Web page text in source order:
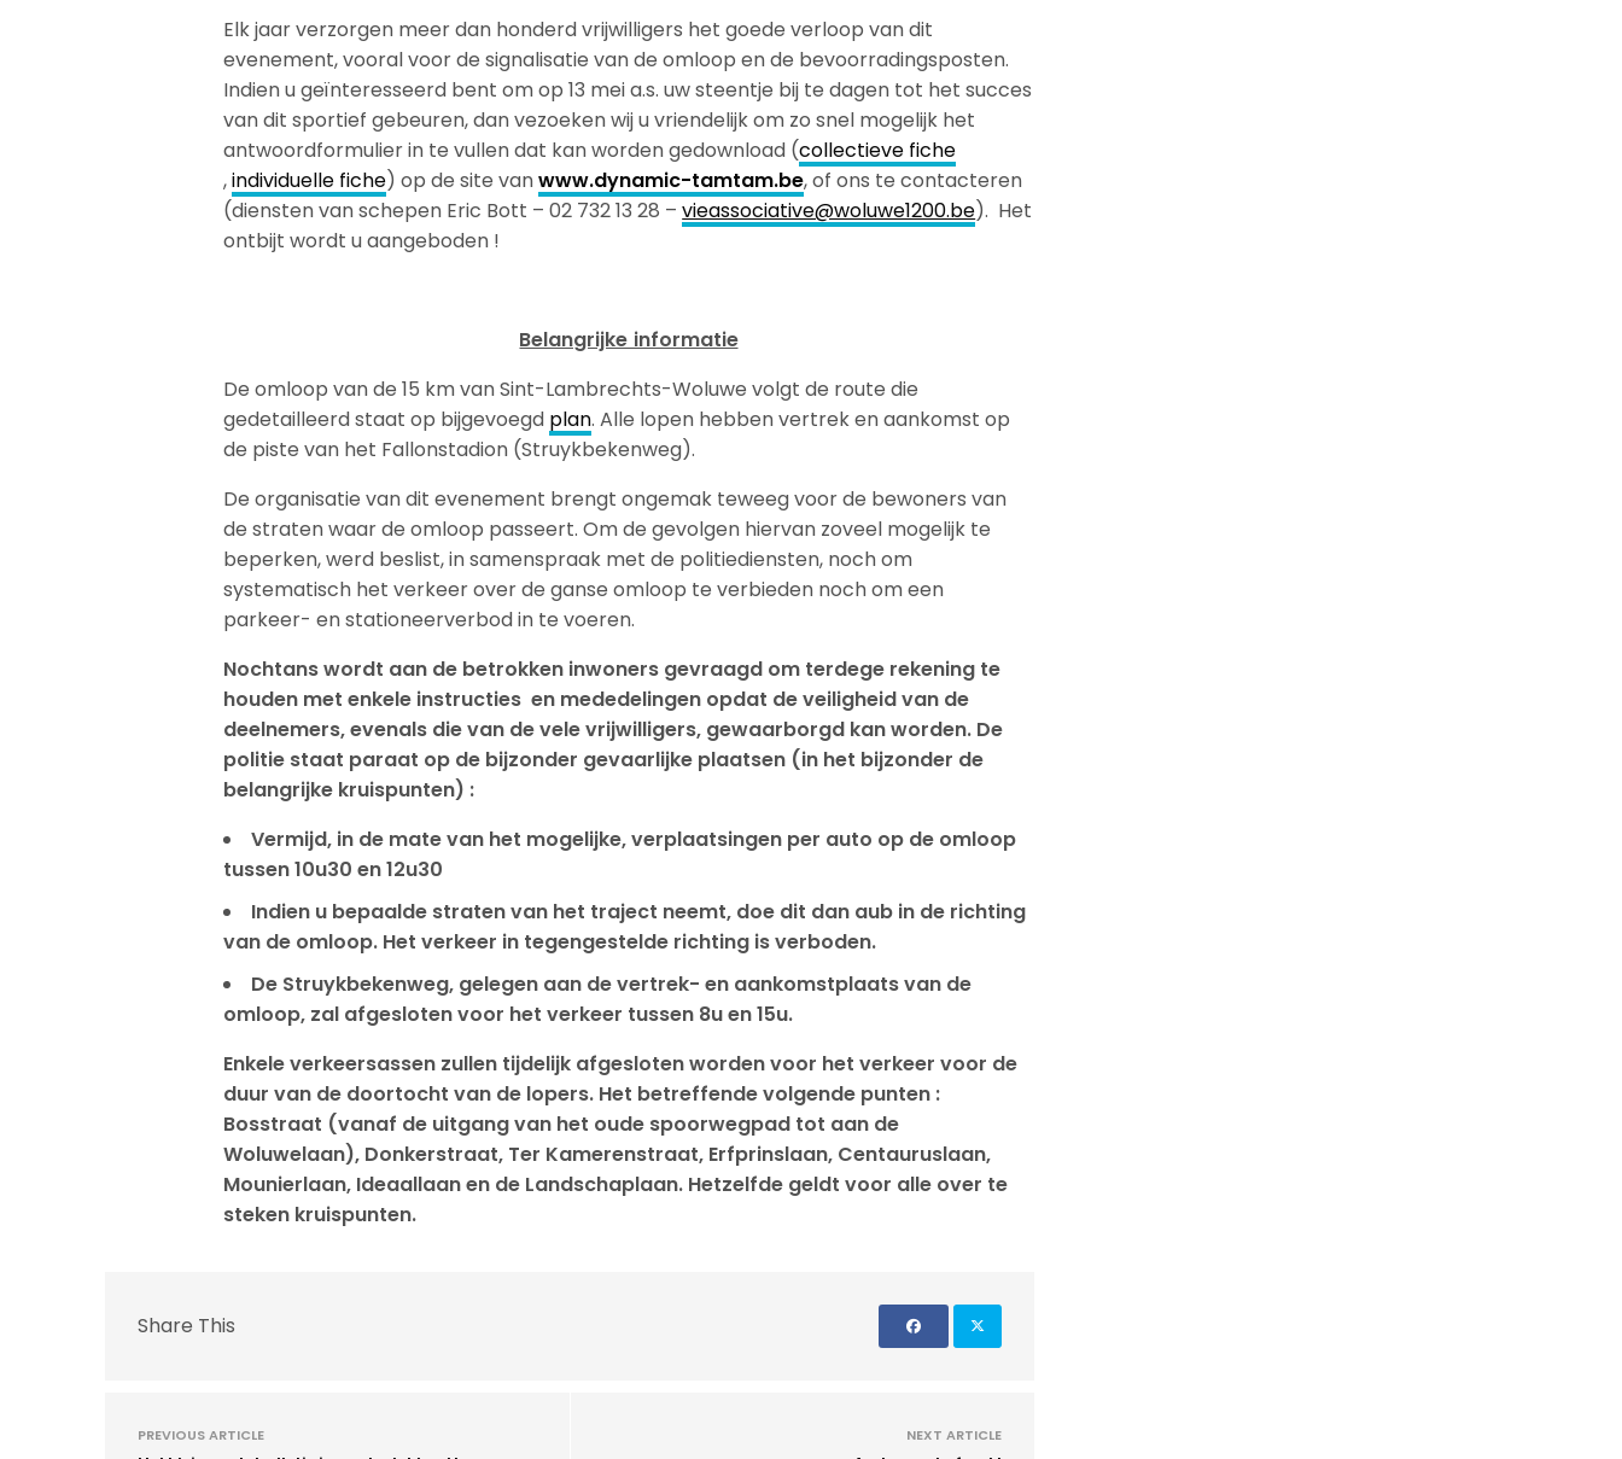
Elk jaar verzorgen meer dan honderd vrijwilligers het goede verloop van dit
evenement, vooral voor de signalisatie van de omloop en de bevoorradingsposten.
Indien u geïnteresseerd bent om op 13 mei a.s. uw steentje bij te dagen tot het succes
van dit sportief gebeuren, dan vezoeken wij u vriendelijk om zo snel mogelijk het
antwoordformulier in te vullen dat kan worden gedownload (collectieve fiche
,individuelle fiche) op de site vanwww.dynamic-tamtam.be, of ons te contacteren
(diensten van schepen Eric Bott – 02 732 13 28 –vieassociative@woluwe1200.be). Het
ontbijt wordt u aangeboden !
Belangrijke informatie
De omloop van de 15 km van Sint-Lambrechts-Woluwe volgt de route die
gedetailleerd staat op bijgevoegd plan. Alle lopen hebben vertrek en aankomst op
de piste van het Fallonstadion (Struykbekenweg).
De organisatie van dit evenement brengt ongemak teweeg voor de bewoners van
de straten waar de omloop passeert. Om de gevolgen hiervan zoveel mogelijk te
beperken, werd beslist, in samenspraak met de politiediensten, noch om
systematisch het verkeer over de ganse omloop te verbieden noch om een
parkeer- en stationeerverbod in te voeren.
Nochtans wordt aan de betrokken inwoners gevraagd om terdege rekening te
houden met enkele instructies en mededelingen opdat de veiligheid van de
deelnemers, evenals die van de vele vrijwilligers, gewaarborgd kan worden. De
politie staat paraat op de bijzonder gevaarlijke plaatsen (in het bijzonder de
belangrijke kruispunten) :
Vermijd, in de mate van het mogelijke, verplaatsingen per auto op de omloop
tussen 10u30 en 12u30
Indien u bepaalde straten van het traject neemt, doe dit dan aub in de richting
van de omloop. Het verkeer in tegengestelde richting is verboden.
De Struykbekenweg, gelegen aan de vertrek- en aankomstplaats van de
omloop, zal afgesloten voor het verkeer tussen 8u en 15u.
Enkele verkeersassen zullen tijdelijk afgesloten worden voor het verkeer voor de
duur van de doortocht van de lopers. Het betreffende volgende punten :
Bosstraat (vanaf de uitgang van het oude spoorwegpad tot aan de
Woluwelaan), Donkerstraat, Ter Kamerenstraat, Erfprinslaan, Centauruslaan,
Mounierlaan, Ideaallaan en de Landschaplaan. Hetzelfde geldt voor alle over te
steken kruispunten.
Share This
PREVIOUS ARTICLE NEXT ARTICLE